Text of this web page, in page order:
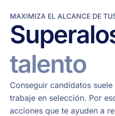
MAXIMIZA EL ALCANCE DE
Supera
talento
Conseguir candidatos
trabaje en selección. Por
acciones que te ayuden a